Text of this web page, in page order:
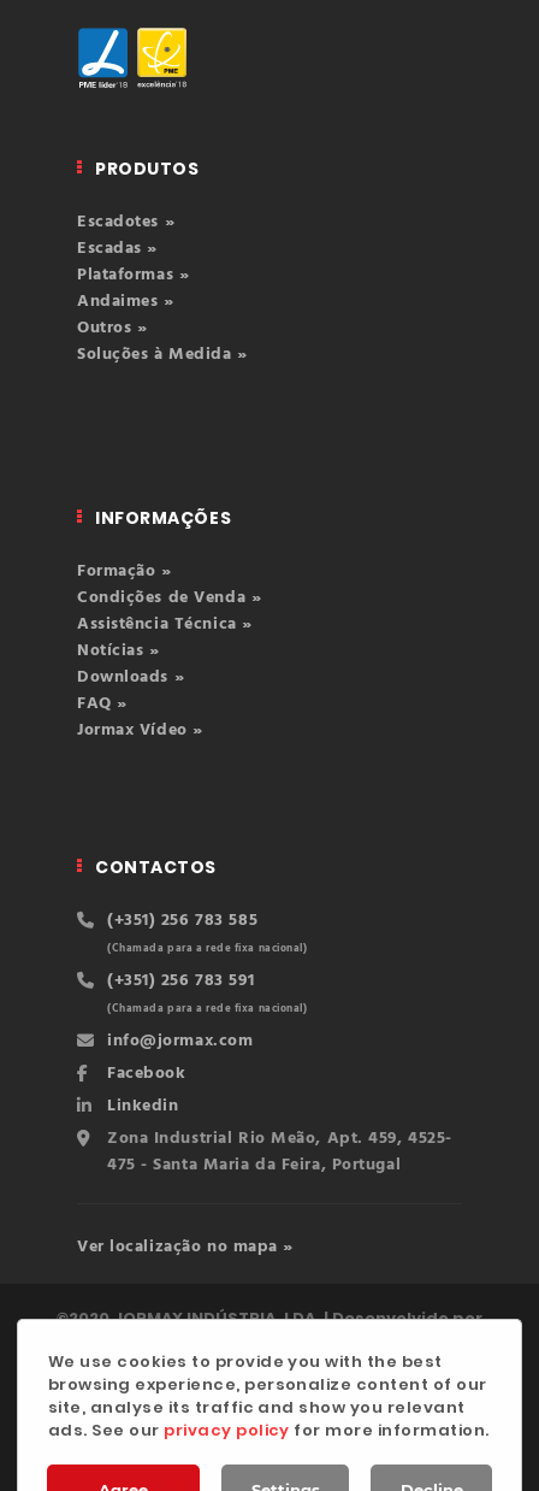
PRODUTOS
Escadotes »
Escadas »
Plataformas »
Andaimes »
Outros »
Soluções à Medida »
INFORMAÇÕES
Formação »
Condições de Venda »
Assistência Técnica »
Notícias »
Downloads »
FAQ »
Jormax Vídeo »
CONTACTOS
(+351) 256 783 585
(Chamada para a rede fixa nacional)
(+351) 256 783 591
(Chamada para a rede fixa nacional)
info@jormax.com
Facebook
Linkedin
Zona Industrial Rio Meão, Apt. 459, 4525-
475 - Santa Maria da Feira, Portugal
Ver localização no mapa »
©2020 JORMAX INDÚSTRIA, LDA. | Desenvolvido por
digitalgreen
Política de Privacidade
We use cookies to provide you with the best
browsing experience, personalize content of our
site, analyse its traffic and show you relevant
ads. See our privacy policy for more information.